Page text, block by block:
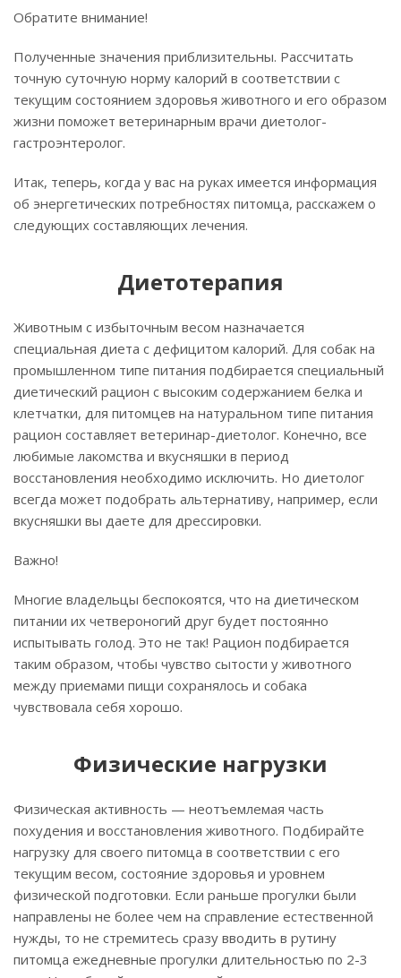
Обратите внимание!
Полученные значения приблизительны. Рассчитать
точную суточную норму калорий в соответствии с
текущим состоянием здоровья животного и его образом
жизни поможет ветеринарным врачи диетолог-
гастроэнтеролог.
Итак, теперь, когда у вас на руках имеется информация
об энергетических потребностях питомца, расскажем о
следующих составляющих лечения.
Диетотерапия
Животным с избыточным весом назначается
специальная диета с дефицитом калорий. Для собак на
промышленном типе питания подбирается специальный
диетический рацион с высоким содержанием белка и
клетчатки, для питомцев на натуральном типе питания
рацион составляет ветеринар-диетолог. Конечно, все
любимые лакомства и вкусняшки в период
восстановления необходимо исключить. Но диетолог
всегда может подобрать альтернативу, например, если
вкусняшки вы даете для дрессировки.
Важно!
Многие владельцы беспокоятся, что на диетическом
питании их четвероногий друг будет постоянно
испытывать голод. Это не так! Рацион подбирается
таким образом, чтобы чувство сытости у животного
между приемами пищи сохранялось и собака
чувствовала себя хорошо.
Физические нагрузки
Физическая активность — неотъемлемая часть
похудения и восстановления животного. Подбирайте
нагрузку для своего питомца в соответствии с его
текущим весом, состояние здоровья и уровнем
физической подготовки. Если раньше прогулки были
направлены не более чем на справление естественной
нужды, то не стремитесь сразу вводить в рутину
питомца ежедневные прогулки длительностью по 2-3